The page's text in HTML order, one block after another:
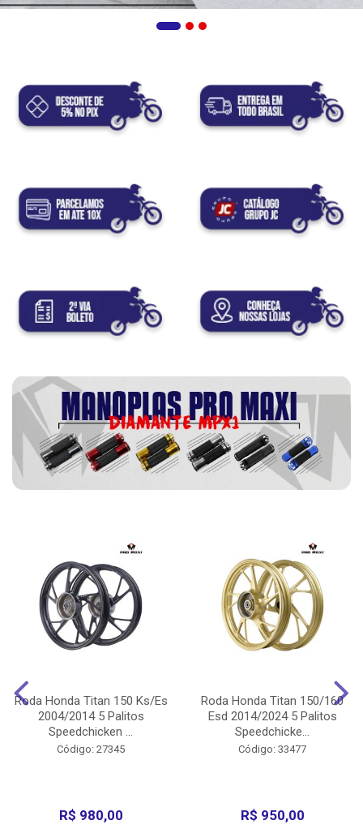
Roda Honda Titan 150 Ks/Es
2004/2014 5 Palitos
Speedchicken ...
Código: 27345
R$ 980,00
Roda Honda Titan 150/160
Esd 2014/2024 5 Palitos
Speedchicke...
Código: 33477
R$ 950,00